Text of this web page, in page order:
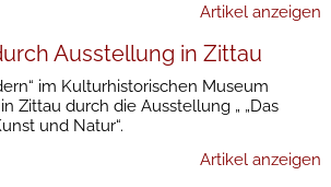
Artikel anzeigen
Ausstellung in Zittau
im Kulturhistorischen Museum
Zittau durch die Ausstellung „ „Das
und Natur“.
Artikel anzeigen